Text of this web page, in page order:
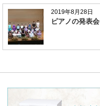
2019年8月28日
ピアノの発表会